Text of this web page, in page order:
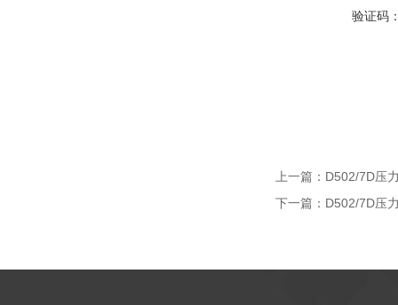
验证码
上一篇： D502/7D压
下一篇： D502/7D压